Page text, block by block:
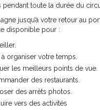
pendant toute la durée du
jusqu’à votre retour au
disponible pour :
organiser votre temps.
les meilleurs points de vue.
des restaurants.
des arrêts photos.
vers des activités